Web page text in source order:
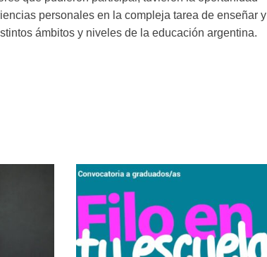
personales en la compleja tarea de enseñar y
ámbitos y niveles de la educación argentina.